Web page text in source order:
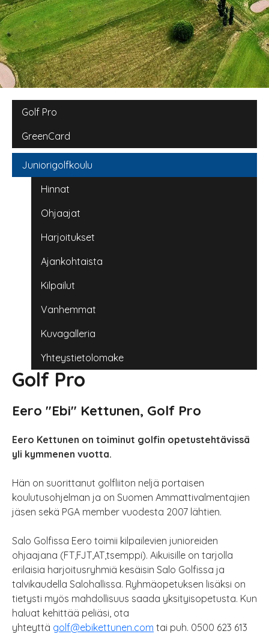
Main navigation
Golf Pro
GreenCard
Juniorigolfkoulu
Hinnat
Ohjaajat
Harjoitukset
Ajankohtaista
Kilpailut
Vanhemmat
Kuvagalleria
Yhteystietolomake
Golf Pro
Eero "Ebi" Kettunen, Golf Pro
Eero Kettunen on toiminut golfin opetustehtävissä
yli kymmenen vuotta.
Hän on suorittanut golfliiton neljä portaisen
koulutusohjelman ja on Suomen Ammattivalmentajien
jäsen sekä PGA member vuodesta 2007 lähtien.
Salo Golfissa Eero toimii kilpailevien junioreiden
ohjaajana (FT,FJT,AT,tsemppi). Aikuisille on tarjolla
erilaisia harjoitusryhmiä kesäisin Salo Golfissa ja
talvikaudella Salohallissa. Ryhmäopetuksen lisäksi on
tietysti myös mahdollisuus saada yksityisopetusta. Kun
haluat kehittää peliäsi, ota
yhteyttä golf@ebikettunen.com tai puh. 0500 623 613